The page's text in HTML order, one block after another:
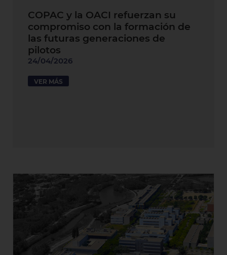
COPAC y la OACI refuerzan su
compromiso con la formación de
las futuras generaciones de
pilotos
24/04/2026
VER MÁS